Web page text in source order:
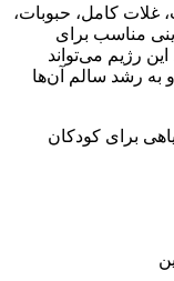
غلات کامل، حبوبات،
مناسب برای
رژیم می‌تواند
و به رشد سالم آن‌ها
برای کودکان